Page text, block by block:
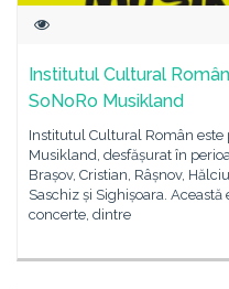
Institutul Cultural
SoNoRo Musikland
Institutul Cultural Român
Musikland, desfășurat în
Brașov, Cristian, Râșnov,
Saschiz și Sighișoara.
concerte, dintre